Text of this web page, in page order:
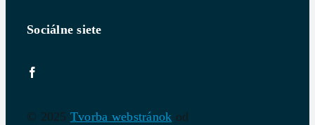
Sociálne siete
© 2025 Tvorba webstránok od